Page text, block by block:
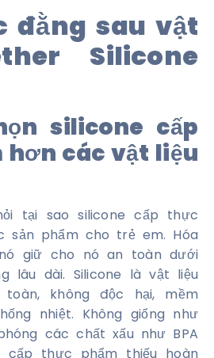
đằng sau vật
Silicone
silicone cấp
hơn các vật liệu
tại sao silicone cấp thực
sản phẩm cho trẻ em. Hóa
giữ cho nó an toàn dưới
lâu dài. Silicone là vật liệu
không độc hại, mềm
nhiệt. Không giống như
các chất xấu như BPA
cấp thực phẩm thiếu hoàn